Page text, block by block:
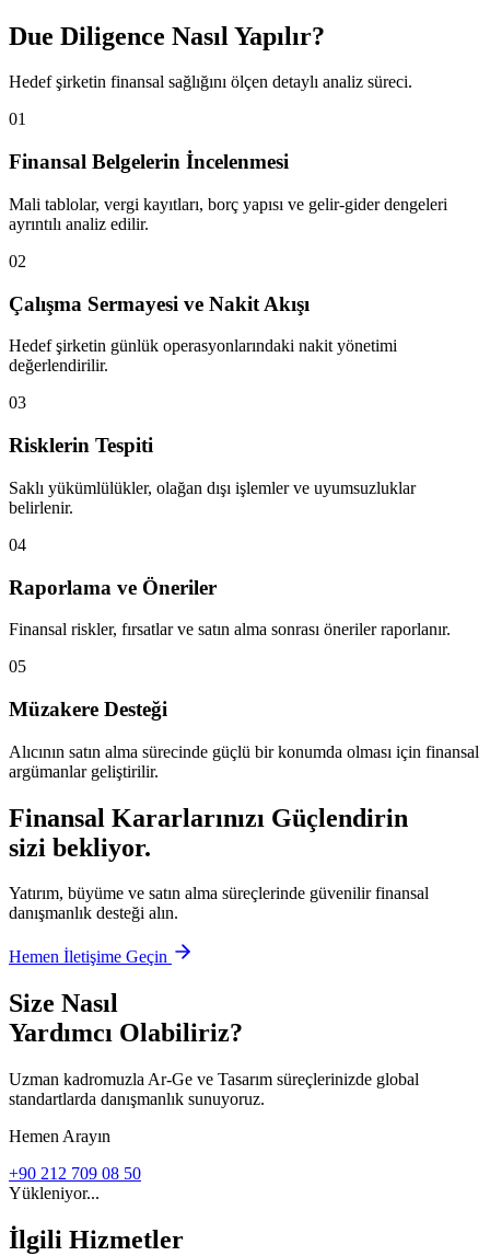
Due Diligence Nasıl Yapılır?
Hedef şirketin finansal sağlığını ölçen detaylı analiz süreci.
01
Finansal Belgelerin İncelenmesi
Mali tablolar, vergi kayıtları, borç yapısı ve gelir-gider dengeleri
ayrıntılı analiz edilir.
02
Çalışma Sermayesi ve Nakit Akışı
Hedef şirketin günlük operasyonlarındaki nakit yönetimi
değerlendirilir.
03
Risklerin Tespiti
Saklı yükümlülükler, olağan dışı işlemler ve uyumsuzluklar
belirlenir.
04
Raporlama ve Öneriler
Finansal riskler, fırsatlar ve satın alma sonrası öneriler raporlanır.
05
Müzakere Desteği
Alıcının satın alma sürecinde güçlü bir konumda olması için finansal
argümanlar geliştirilir.
Finansal Kararlarınızı Güçlendirin
sizi bekliyor.
Yatırım, büyüme ve satın alma süreçlerinde güvenilir finansal
danışmanlık desteği alın.
Hemen İletişime Geçin
Size Nasıl
Yardımcı Olabiliriz?
Uzman kadromuzla Ar-Ge ve Tasarım süreçlerinizde global
standartlarda danışmanlık sunuyoruz.
Hemen Arayın
+90 212 709 08 50
Yükleniyor...
İlgili Hizmetler